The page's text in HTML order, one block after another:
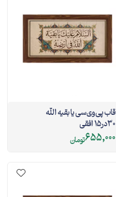
قاب پی‌وی‌سی یا بقیه الله
30در15 افقی
655,000تومان